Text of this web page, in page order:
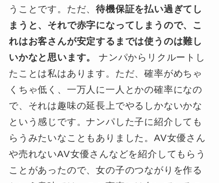
うことです。ただ、待機保証を払い過ぎてし
まうと、それで赤字になってしまうので、こ
れはお客さんが安定するまでは使うのは難し
いかなと思います。
ナンパからリクルートし
たことは私はあります。ただ、確率がめちゃ
くちゃ低く、一万人に一人とかの確率になの
で、それは趣味の延長上でやるしかないかな
という感じです。ナンパした子に紹介しても
らうみたいなこともありました。AV女優さん
や売れないAV女優さんなどを紹介してもらう
ことがあったので、女の子のつながりを作る